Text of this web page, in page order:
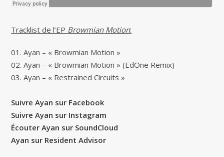
Tracklist de l’EP Browmian Motion:
01. Ayan – « Browmian Motion »
02. Ayan – « Browmian Motion » (EdOne Remix)
03. Ayan – « Restrained Circuits »
Suivre Ayan sur Facebook
Suivre Ayan sur Instagram
Écouter Ayan sur SoundCloud
Ayan sur Resident Advisor